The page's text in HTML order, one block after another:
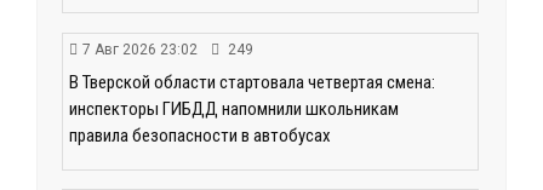
7 Авг 2026 23:02 249
В Тверской области стартовала четвертая смена:
инспекторы ГИБДД напомнили школьникам
правила безопасности в автобусах